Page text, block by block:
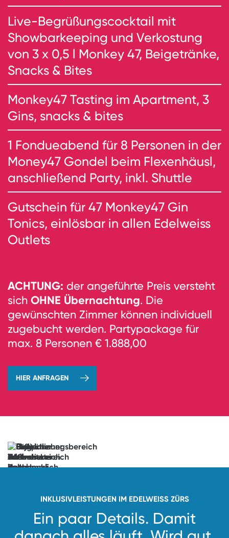
Live-Begrüßungscocktail mit
Showbarkeeping und Verkostung
von 3 x 0,5 l Monkey 47, Beigetränke,
Snacks & Bites
Monkey47 Tasting im Apartment, 3
Gins, snacks & bites
1 Fondueabend für 8 Personen in der
Money47 Gondel beim Flexenhäusl,
anschließend Party, inkl. Shuttle
Gutschein für 47 Monkey47 Gin
Tonics, einlösbar in allen Edelweiss
Outlets
ACHTUNG: der angeführte Preis versteht
sich OHNE Übernachtung. Die
gewünschten Zimmer können individuell
zugebucht werden. Partypackage für
max. 8 Personen € 1.888,00
HIER ANFRAGEN
Vorfreude
unlocked.
→
INKLUSIVLEISTUNGEN IM EDELWEISS ZÜRS
Ein paar Details. Damit